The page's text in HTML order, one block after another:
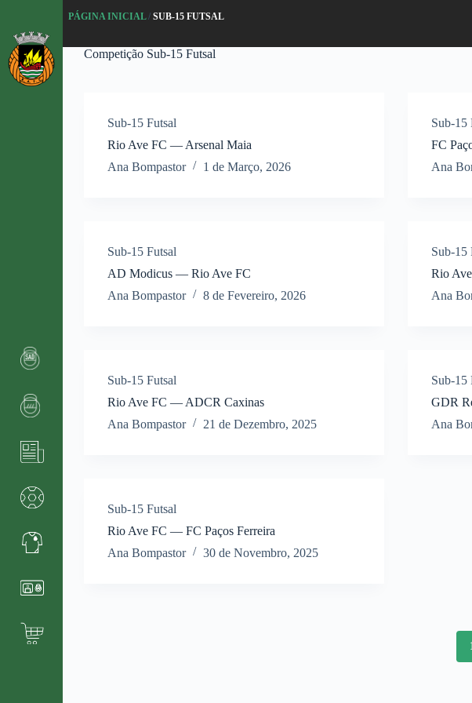
l
a
r
p
PÁGINA INICIAL/SUB-15 FUTSAL
Competição Sub-15 Futsal
Sub-15 Futsal
Rio Ave FC — Arsenal Maia
Ana Bompastor
1 de Março, 2026
Sub-15
FC
Ana
Sub-15 Futsal
AD Modicus — Rio Ave FC
Ana Bompastor
8 de Fevereiro, 2026
Sub-15
Rio
Ana
Sub-15 Futsal
Rio Ave FC — ADCR Caxinas
Ana Bompastor
21 de Dezembro, 2025
Sub-15
GDR
Ana
Sub-15 Futsal
Rio Ave FC — FC Paços Ferreira
Ana Bompastor
30 de Novembro, 2025